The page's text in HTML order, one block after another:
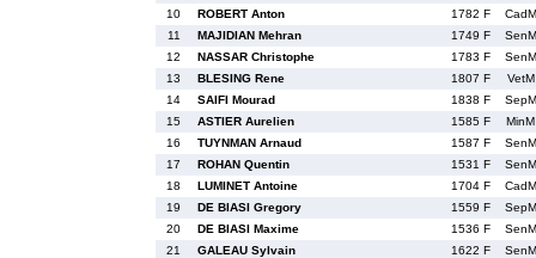
10
ROBERT Anton 1782 F
CadM
11
MAJIDIAN Mehran 1749 F
SenM
12
NASSAR Christophe 1783 F
SenM
13
BLESING Rene 1807 F
VetM
14
SAIFI Mourad 1838 F
SepM
15
ASTIER Aurelien 1585 F
MinM
16
TUYNMAN Arnaud 1587 F
SenM
17
ROHAN Quentin 1531 F
SenM
18
LUMINET Antoine 1704 F
CadM
19
DE BIASI Gregory 1559 F
SepM
20
DE BIASI Maxime 1536 F
SenM
21
GALEAU Sylvain 1622 F
SenM